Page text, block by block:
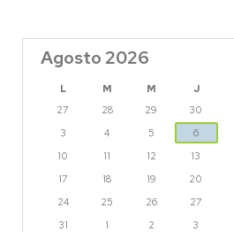
Agosto 2026
L M M J
27
28 29 30
3
4 5 6
10
11 12 13
17
18 19 20
24
25 26 27
31
1 2 3